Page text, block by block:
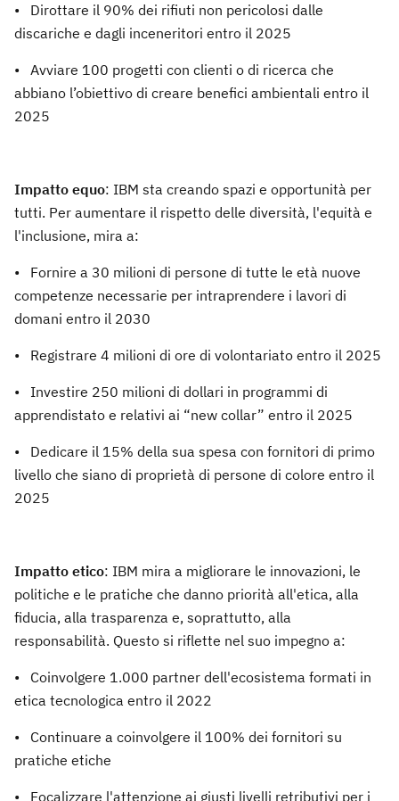
• Dirottare il 90% dei rifiuti non pericolosi dalle
discariche e dagli inceneritori entro il 2025
• Avviare 100 progetti con clienti o di ricerca che
abbiano l’obiettivo di creare benefici ambientali entro il
2025
Impatto equo: IBM sta creando spazi e opportunità per
tutti. Per aumentare il rispetto delle diversità, l'equità e
l'inclusione, mira a:
• Fornire a 30 milioni di persone di tutte le età nuove
competenze necessarie per intraprendere i lavori di
domani entro il 2030
• Registrare 4 milioni di ore di volontariato entro il 2025
• Investire 250 milioni di dollari in programmi di
apprendistato e relativi ai “new collar” entro il 2025
• Dedicare il 15% della sua spesa con fornitori di primo
livello che siano di proprietà di persone di colore entro il
2025
Impatto etico: IBM mira a migliorare le innovazioni, le
politiche e le pratiche che danno priorità all'etica, alla
fiducia, alla trasparenza e, soprattutto, alla
responsabilità. Questo si riflette nel suo impegno a:
• Coinvolgere 1.000 partner dell'ecosistema formati in
etica tecnologica entro il 2022
• Continuare a coinvolgere il 100% dei fornitori su
pratiche etiche
• Focalizzare l'attenzione ai giusti livelli retributivi per i